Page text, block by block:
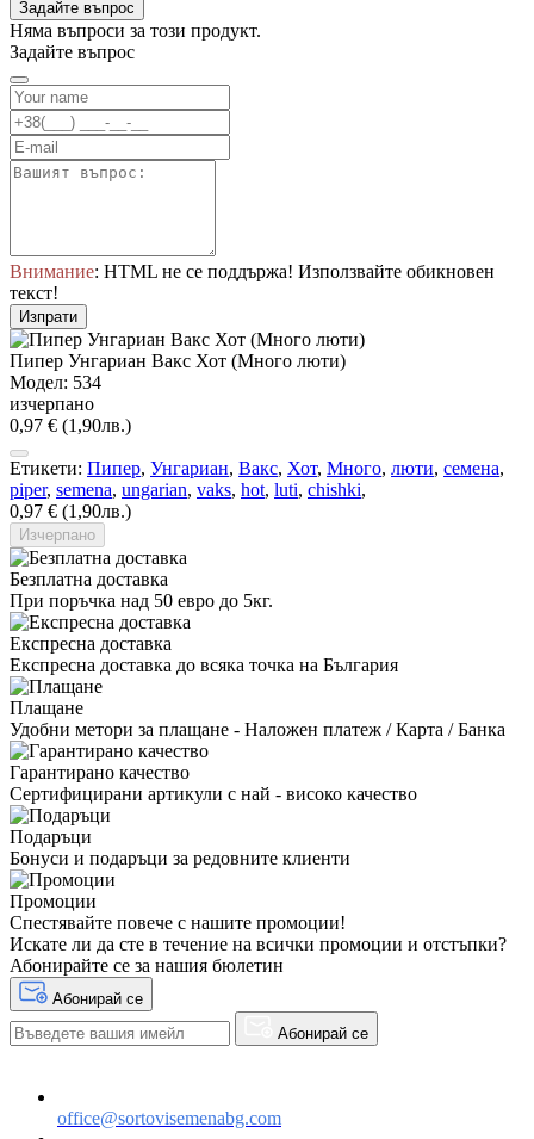
Задайте въпрос
Няма въпроси за този продукт.
Задайте въпрос
Внимание: HTML не се поддържа! Използвайте обикновен
текст!
Изпрати
Пипер Унгариан Вакс Хот (Много люти)
Модел: 534
изчерпано
0,97 € (1,90лв.)
Етикети: Пипер, Унгариан, Вакс, Хот, Много, люти, семена,
piper, semena, ungarian, vaks, hot, luti, chishki,
0,97 € (1,90лв.)
Изчерпано
Безплатна доставка
При поръчка над 50 евро до 5кг.
Експресна доставка
Експресна доставка до всяка точка на България
Плащане
Удобни метори за плащане - Наложен платеж / Карта / Банка
Гарантирано качество
Сертифицирани артикули с най - високо качество
Подаръци
Бонуси и подаръци за редовните клиенти
Промоции
Спестявайте повече с нашите промоции!
Искате ли да сте в течение на всички промоции и отстъпки?
Абонирайте се за нашия бюлетин
Абонирай се
Абонирай се
office@sortovisemenabg.com